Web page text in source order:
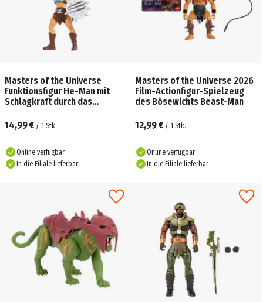
Masters of the Universe
Funktionsfigur He-Man mit
Schlagkraft durch das
14,99 € / 1 Stk.
Online verfügbar
In die Filiale lieferbar
Masters of the Universe 2026
Film-Actionfigur-Spielzeug
des Bösewichts Beast-Man
12,99 € / 1 Stk.
Online verfügbar
In die Filiale lieferbar